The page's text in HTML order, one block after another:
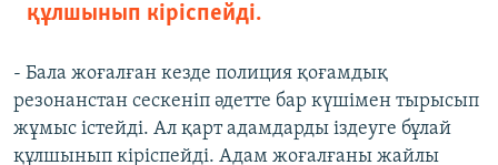
құлшынып кіріспейді.
- Бала жоғалған кезде полиция қоғамдық
резонанстан сескеніп әдетте бар күшімен тырысып
жұмыс істейді. Ал қарт адамдарды іздеуге бұлай
құлшынып кіріспейді. Адам жоғалғаны жайлы